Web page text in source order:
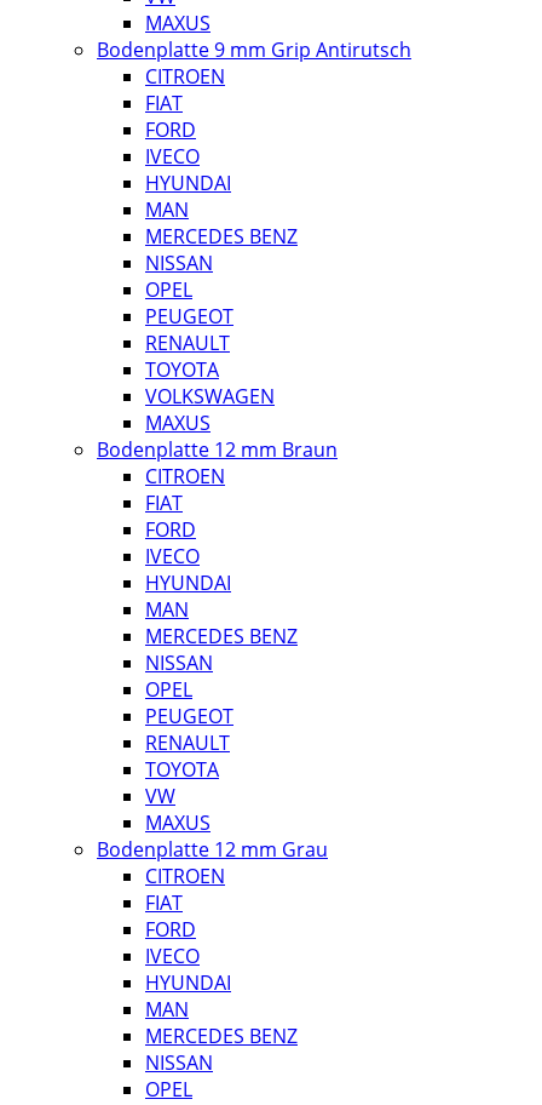
MAXUS
Bodenplatte 9 mm Grip Antirutsch
CITROEN
FIAT
FORD
IVECO
HYUNDAI
MAN
MERCEDES BENZ
NISSAN
OPEL
PEUGEOT
RENAULT
TOYOTA
VOLKSWAGEN
MAXUS
Bodenplatte 12 mm Braun
CITROEN
FIAT
FORD
IVECO
HYUNDAI
MAN
MERCEDES BENZ
NISSAN
OPEL
PEUGEOT
RENAULT
TOYOTA
VW
MAXUS
Bodenplatte 12 mm Grau
CITROEN
FIAT
FORD
IVECO
HYUNDAI
MAN
MERCEDES BENZ
NISSAN
OPEL